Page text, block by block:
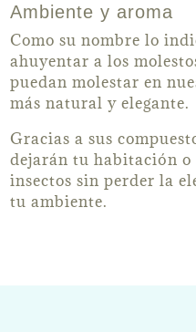
Ambiente y aroma
Como su nombre lo
ahuyentar a los
puedan molestar en
más natural y elegante.
Gracias a sus
dejarán tu habitación o
insectos sin perder la
tu ambiente.